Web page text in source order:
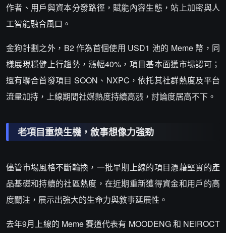
作者、用戶與資本分發路徑，賦能內容生態，站上加密與人
工智能融合風口。
金狗計劃之外，B2 作為首個使用 USD1 池的 Meme 幣，同
樣展現穩健上行趨勢，漲幅40%，項目基本面獲市場認可；
還有聯合首發項目 SOON、NXPC，依托其社群熱度及平台
流量加持，上線期間社媒熱度持續高漲，討論度居高不下。
老項目重焕生機，敘事想像力強勁
儘管市場風格不斷輪換，一批早期上線的項目憑藉堅實的產
品基礎和持續的社區熱度，在近期重新獲得資金和用戶的高
度關注，展示出強大的生命力與敘事延展性。
去年9月上線的 Meme 賽道代表有 MOODENG 和 NEIROCT